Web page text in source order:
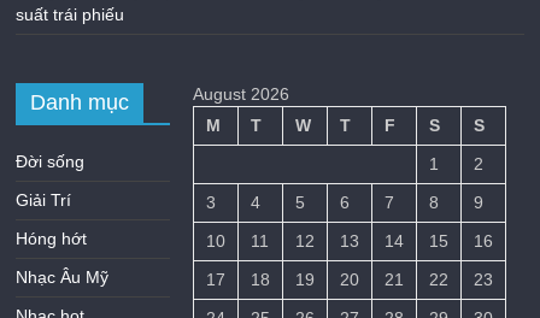
suất trái phiếu
Danh mục
Đời sống
Giải Trí
Hóng hớt
Nhạc Âu Mỹ
August 2026
M
T W T F S
S
1
2
3
4 5 6 7 8
9
10
11 12 13 14 15
16
17
18 19 20 21 22
23